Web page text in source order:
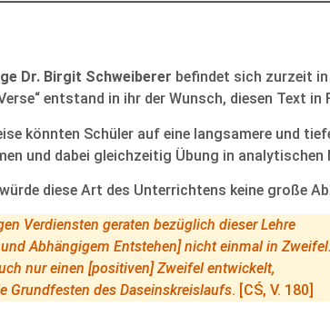
Dr. Birgit Schweiberer befindet sich zurzeit in
entstand in ihr der Wunsch, diesen Text
könnten Schüler auf eine langsamere und
und dabei gleichzeitig Übung in
diese Art des Unterrichtens keine große
Verdiensten geraten bezüglich dieser Lehre
Abhängigem Entstehen] nicht einmal in Zweifel.
nur einen [positiven] Zweifel entwickelt,
Grundfesten des Daseinskreislaufs. [CŚ, V. 180]